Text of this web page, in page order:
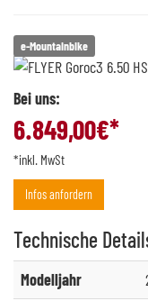
e-Mountainbike
Bei uns:
6.849,00€*
*inkl. MwSt
Infos anfordern
Technische
Modelljahr